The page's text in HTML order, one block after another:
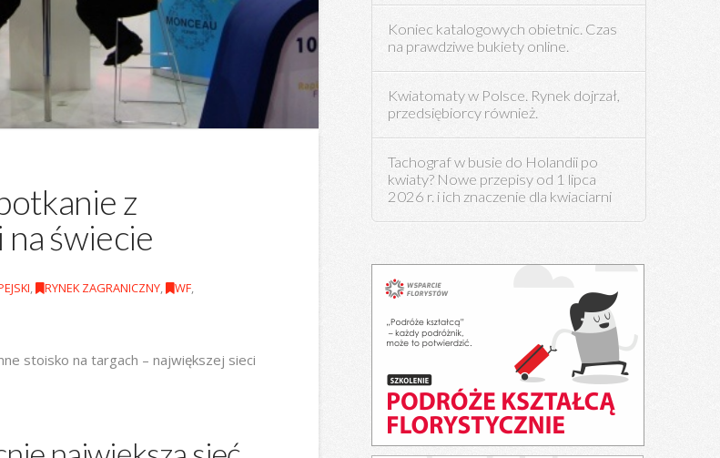
z
na świecie
, RYNEK ZAGRANICZNY, WF,
stoisko na targach – największej sieci
Koniec katalogowych obietnic. Czas
na prawdziwe bukiety online.
Kwiatomaty w Polsce. Rynek dojrzał,
przedsiębiorcy również.
Tachograf w busie do Holandii po
kwiaty? Nowe przepisy od 1 lipca
2026 r. i ich znaczenie dla kwiaciarni